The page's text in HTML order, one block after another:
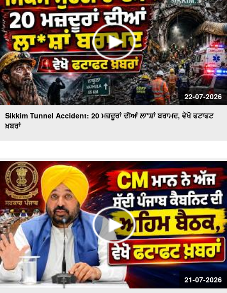
22-07-2026
Sikkim Tunnel Accident: 20 ਮਜ਼ਦੂਰਾਂ ਦੀਆਂ ਲਾ*ਸ਼ਾਂ ਬਰਾਮਦ, ਵੇਖੋ ਫਟਾਫਟ
ਖ਼ਬਰਾਂ
21-07-2026